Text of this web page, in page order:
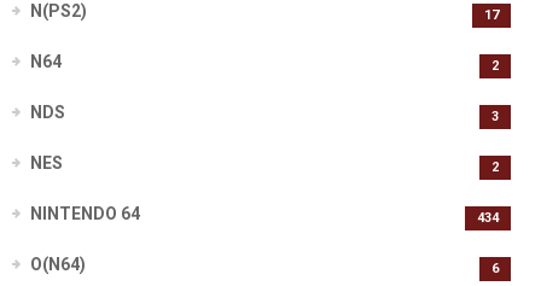
N(PS2) 17
N64 2
NDS 3
NES 2
NINTENDO 64 434
O(N64) 6